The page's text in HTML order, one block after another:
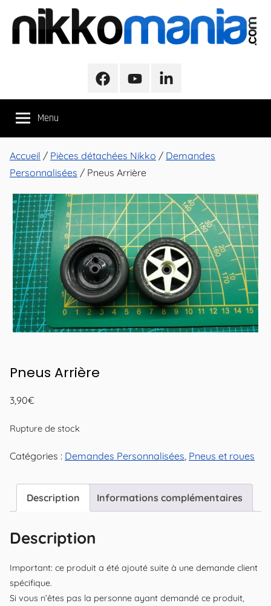
contenu
NikkoMania
Véhicules
Nikko
Evo
Pro-
Line
FacebookYoutubeLinkedIn
Menu
Accueil / Pièces détachées Nikko / Demandes
Personnalisées / Pneus Arrière
Pneus Arrière
3,90€
Rupture de stock
Catégories : Demandes Personnalisées Pneus et roues
Description Informations complémentaires
Description
Important: ce produit a été ajouté suite à une demande client
spécifique.
Si vous n’êtes pas la personne ayant demandé ce produit,